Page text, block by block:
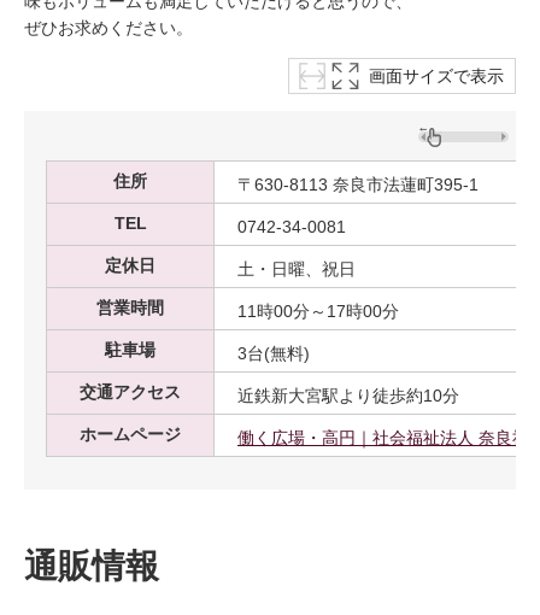
ぜひお求めください。
画面サイズで表示
住所
〒630-8113 奈良市法蓮町395-1
TEL
0742-34-0081
定休日
土・日曜、祝日
営業時間
11時00分～17時00分
駐車場
3台(無料)
交通アクセス
近鉄新大宮駅より徒歩約10分
ホームページ
働く広場・高円｜社会福祉法人 奈良社
通販情報